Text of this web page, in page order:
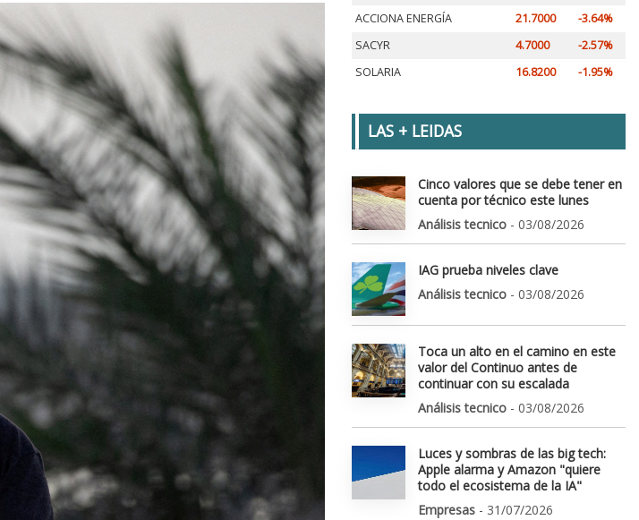
ACCIONA ENERGÍA
21.7000
-3.64%
SACYR
4.7000
-2.57%
SOLARIA
16.8200 -1.95%
LAS + LEIDAS
Cinco valores que se debe tener en
cuenta por técnico este lunes
Análisis tecnico - 03/08/2026
IAG prueba niveles clave
Análisis tecnico - 03/08/2026
Toca un alto en el camino en este
valor del Continuo antes de
continuar con su escalada
Análisis tecnico - 03/08/2026
Luces y sombras de las big tech:
Apple alarma y Amazon "quiere
todo el ecosistema de la IA"
Empresas - 31/07/2026